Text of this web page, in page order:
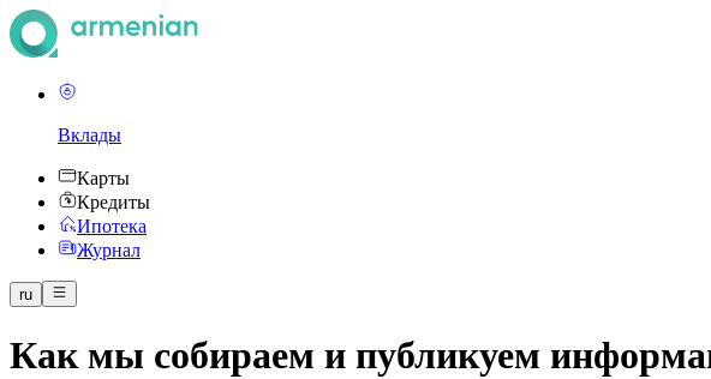
Вклады
Карты
Кредиты
Ипотека
Журнал
ru
Как мы собираем и публикуем